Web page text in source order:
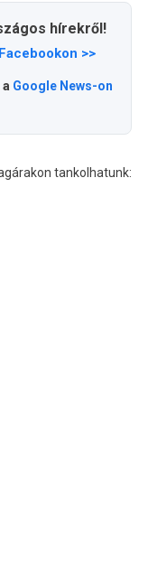
hírekről!
>>
Google News-on
tankolhatunk: